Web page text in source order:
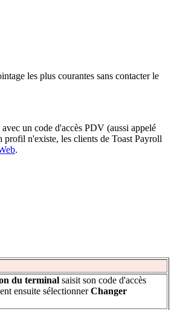
les plus courantes sans contacter le
un code d'accès PDV (aussi appelé
n'existe, les clients de Toast Payroll
.
du terminal saisit son code d'accès
ensuite sélectionnerChanger